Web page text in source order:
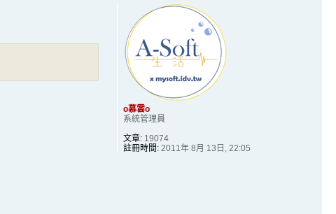
o慕雲o
系統管理員
文章:19074
註冊時間:2011年 8月 13日, 22:05